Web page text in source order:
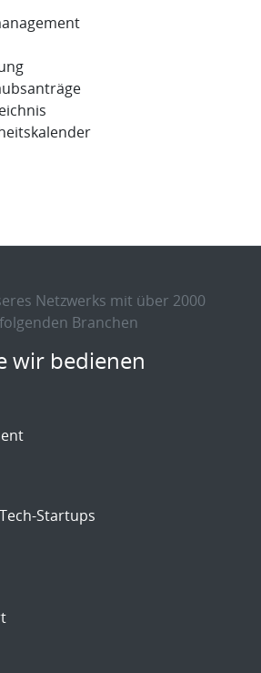
Netzwerks mit über 2000
Branchen
wir bedienen
Startups